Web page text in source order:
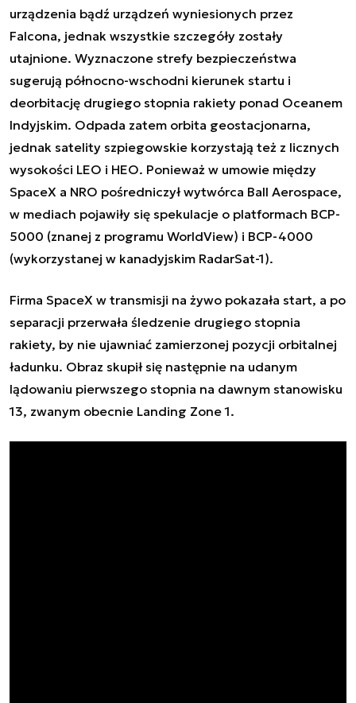
urządzenia bądź urządzeń wyniesionych przez
Falcona, jednak wszystkie szczegóły zostały
utajnione. Wyznaczone strefy bezpieczeństwa
sugerują północno-wschodni kierunek startu i
deorbitację drugiego stopnia rakiety ponad Oceanem
Indyjskim. Odpada zatem orbita geostacjonarna,
jednak satelity szpiegowskie korzystają też z licznych
wysokości LEO i HEO. Ponieważ w umowie między
SpaceX a NRO pośredniczył wytwórca Ball Aerospace,
w mediach pojawiły się spekulacje o platformach BCP-
5000 (znanej z programu WorldView) i BCP-4000
(wykorzystanej w kanadyjskim RadarSat-1).
Firma SpaceX w transmisji na żywo pokazała start, a po
separacji przerwała śledzenie drugiego stopnia
rakiety, by nie ujawniać zamierzonej pozycji orbitalnej
ładunku. Obraz skupił się następnie na udanym
lądowaniu pierwszego stopnia na dawnym stanowisku
13, zwanym obecnie Landing Zone 1.